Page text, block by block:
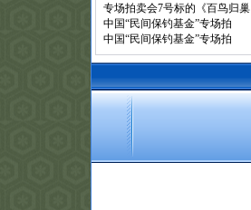
专场拍卖会7号标的《百鸟归巢
中国“民间保钓基金”专场拍
中国“民间保钓基金”专场拍